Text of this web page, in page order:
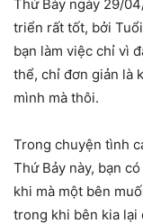
Thứ Bảy ngày 29/
triển rất tốt, bởi
bạn làm việc chỉ vì
thể, chỉ đơn giản là
mình mà thôi.
Trong chuyện tình
Thứ Bảy này, bạn
khi mà một bên
trong khi bên kia lại